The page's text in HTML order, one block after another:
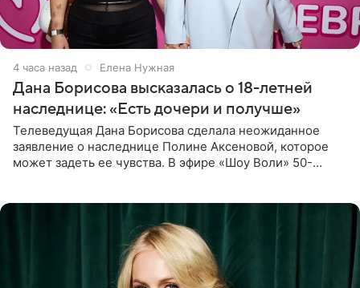
4 часа назад Елена Нужная
Дана Борисова высказалась о 18-летней
наследнице: «Есть дочери и получше»
Телеведущая Дана Борисова сделала неожиданное
заявление о наследнице Полине Аксеновой, которое
может задеть ее чувства. В эфире «Шоу Воли» 50-